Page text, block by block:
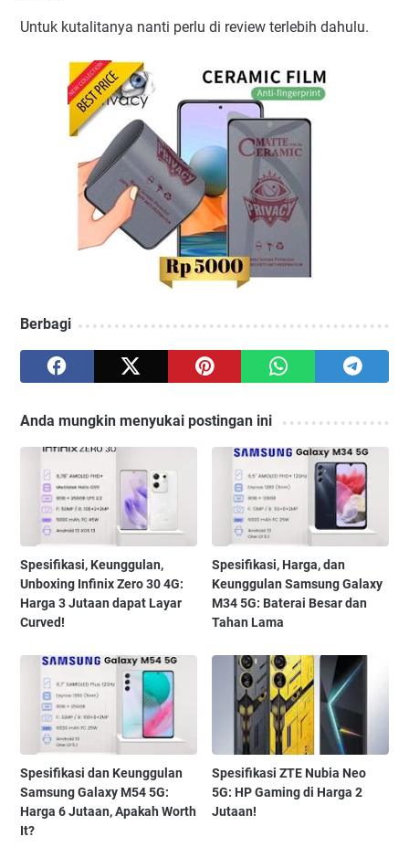
Untuk kutalitanya nanti perlu di review terlebih dahulu.
Berbagi
Anda mungkin menyukai postingan ini
Spesifikasi, Keunggulan,
Unboxing Infinix Zero 30 4G:
Harga 3 Jutaan dapat Layar
Curved!
Spesifikasi, Harga, dan
Keunggulan Samsung Galaxy
M34 5G: Baterai Besar dan
Tahan Lama
Spesifikasi dan Keunggulan
Samsung Galaxy M54 5G:
Harga 6 Jutaan, Apakah Worth
It?
Spesifikasi ZTE Nubia Neo
5G: HP Gaming di Harga 2
Jutaan!